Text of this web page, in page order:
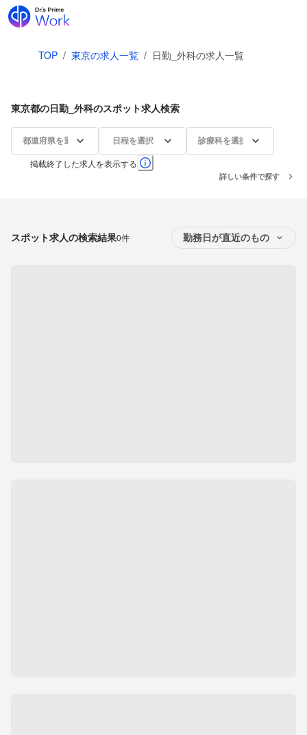
TOP / 東京の求人一覧 / 日勤_外科の求人一覧
東京都の日勤_外科のスポット求人検索
都道府県を選択 日程を選択 診療科を選択
掲載終了した求人を表示する
詳しい条件で探す
スポット求人の検索結果0件 勤務日が直近のもの